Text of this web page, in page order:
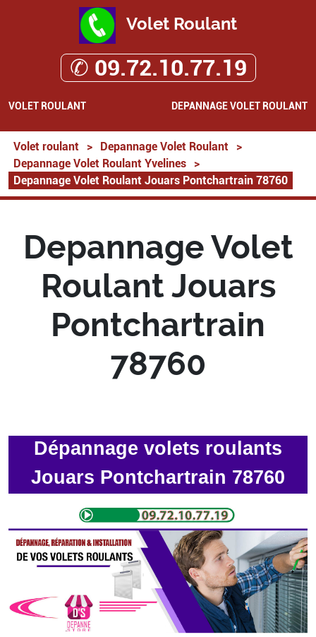
Volet Roulant
✆ 09.72.10.77.19
VOLET ROULANT DEPANNAGE VOLET ROULANT
Volet roulant > Depannage Volet Roulant
>
Depannage Volet Roulant Yvelines
>
Depannage Volet Roulant Jouars Pontchartrain 78760
Depannage Volet
Roulant Jouars
Pontchartrain
78760
Dépannage volets roulants
Jouars Pontchartrain 78760